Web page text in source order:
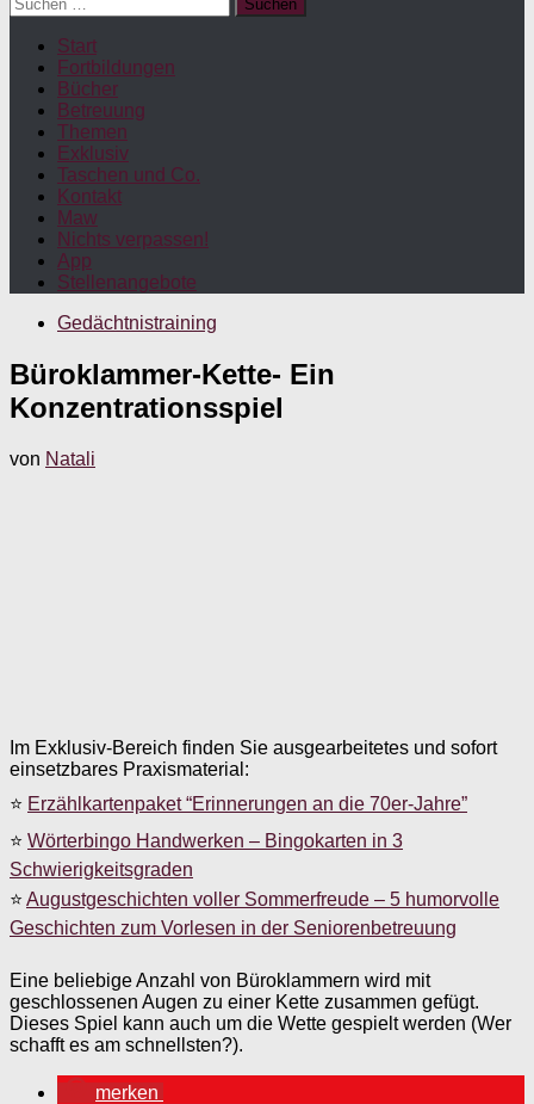
nach:
Start
Fortbildungen
Bücher
Betreuung
Themen
Exklusiv
Taschen und Co.
Kontakt
Maw
Nichts verpassen!
App
Stellenangebote
Gedächtnistraining
Büroklammer-Kette- Ein
Konzentrationsspiel
von Natali
Im Exklusiv-Bereich finden Sie ausgearbeitetes und sofort
einsetzbares Praxismaterial:
⭐ Erzählkartenpaket “Erinnerungen an die 70er-Jahre”
⭐ Wörterbingo Handwerken – Bingokarten in 3
Schwierigkeitsgraden
⭐ Augustgeschichten voller Sommerfreude – 5 humorvolle
Geschichten zum Vorlesen in der Seniorenbetreuung
Eine beliebige Anzahl von Büroklammern wird mit
geschlossenen Augen zu einer Kette zusammen gefügt.
Dieses Spiel kann auch um die Wette gespielt werden (Wer
schafft es am schnellsten?).
merken